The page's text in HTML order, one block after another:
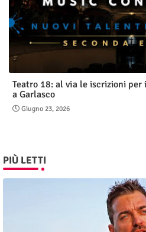
Teatro 18: al via le iscrizioni
a Garlasco
Giugno 23, 2026
PIÙ LETTI